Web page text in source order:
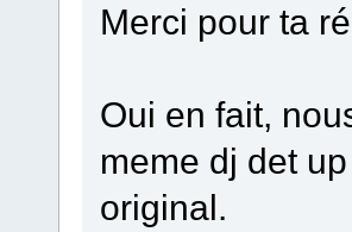
Merci pour ta
Oui en fait,
meme dj det
original.